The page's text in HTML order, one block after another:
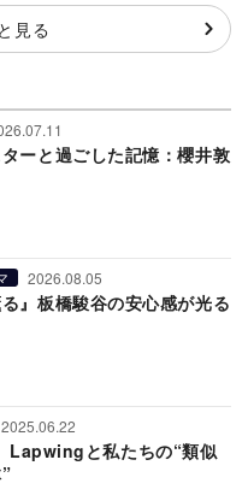
見る
ーと過ごした記憶：櫻井敦
2026.08.05
る』板橋駿谷の安心感が光る
2025.06.22
Lapwingと私たちの“類似